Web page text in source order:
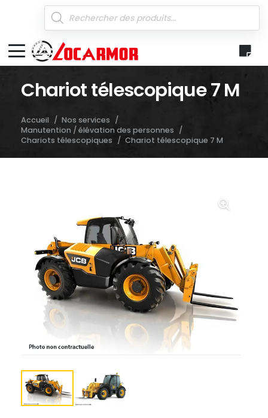
Recherche
de
produits
Chariot télescopique 7 M
Accueil / Nos services /
Manutention / élévation des personnes /
Chariots télescopiques / Chariot télescopique 7 M